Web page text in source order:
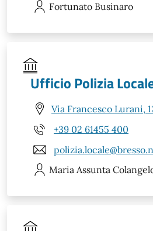
Fortunato Businaro
Ufficio Polizia
Via Francesco Lurani,
+39 02 61455 400
Maria Assunta